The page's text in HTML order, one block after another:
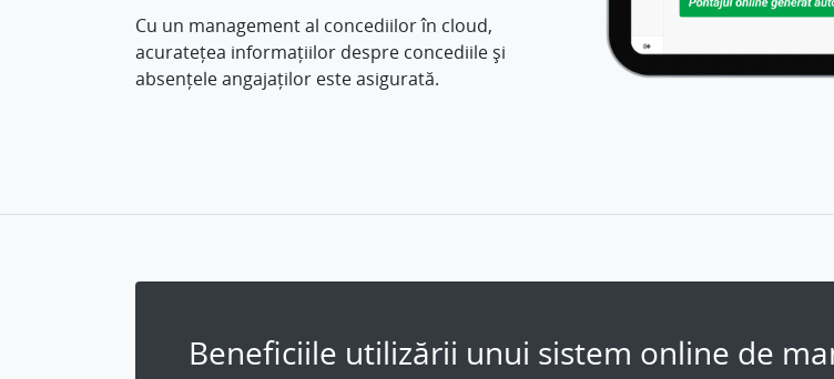
Cu un management al concediilor în cloud,
acuratețea informațiilor despre concediile și
absențele angajaților este asigurată.
Beneficiile utilizării unui sistem online de